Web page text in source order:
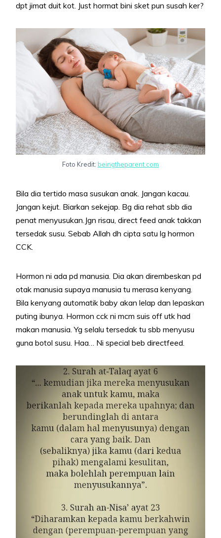
dpt jimat duit kot. Just hormat bini sket pun susah ker?
Foto Kredit: beingtheparent.com
Bila dia tertido masa susukan anak. Jangan kacau.
Jangan kejut. Biarkan sekejap. Bg dia rehat sbb dia
penat menyusukan.Jgn risau, direct feed anak takkan
tersedak susu. Sebab Allah dh cipta satu lg hormon
CCK.
Hormon ni ada pd manusia. Dia akan dirembeskan pd
otak manusia supaya manusia tu merasa kenyang.
Bila kenyang automatik baby akan lelap dan lepaskan
puting ibunya. Hormon cck ni mcm suis off utk had
makan manusia. Yg selalu tersedak tu sbb menyusu
guna botol susu. Haa… Ni special beb directfeed.